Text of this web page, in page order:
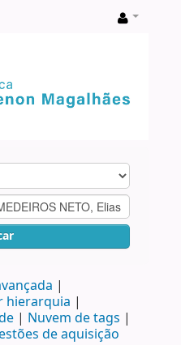
hierarquia
Nuvem de tags
de aquisição